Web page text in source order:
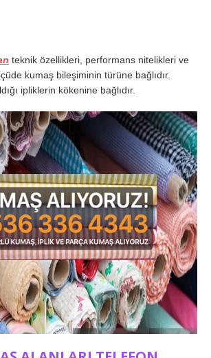
teknik özellikleri, performans nitelikleri ve
kumaş bileşiminin türüne bağlıdır.
ipliklerin kökenine bağlıdır.